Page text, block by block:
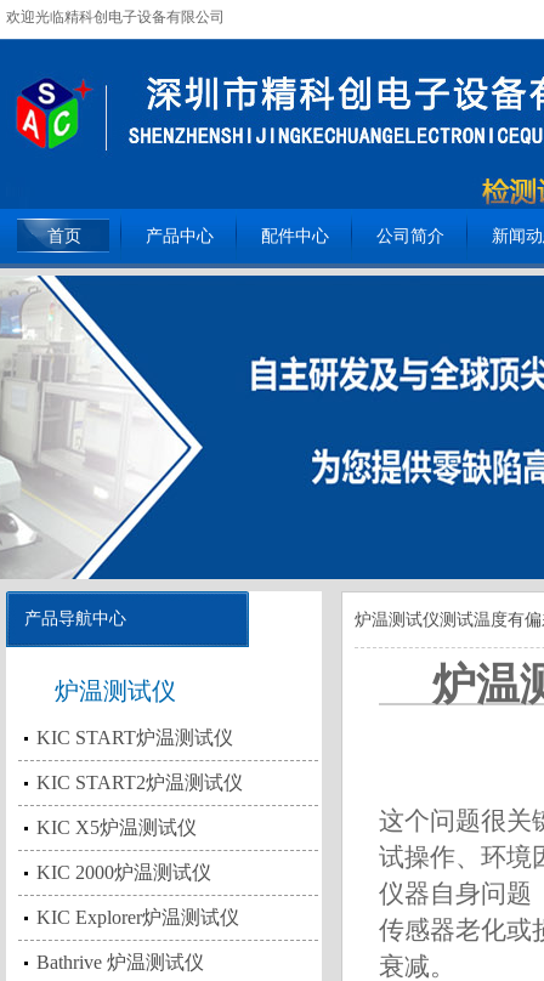
欢迎光临精科创电子设备有限公司
全国服务热线：15362093809
首页 产品中心 配件中心 公司简介 新闻
产品导航中心
炉温测试仪
KIC START炉温测试仪
KIC START2炉温测试仪
KIC X5炉温测试仪
KIC 2000炉温测试仪
KIC Explorer炉温测试仪
Bathrive 炉温测试仪
炉温测试仪测试温度有
炉温
这个问题很关
试操作、环境
仪器自身问题
传感器老化或
衰减。